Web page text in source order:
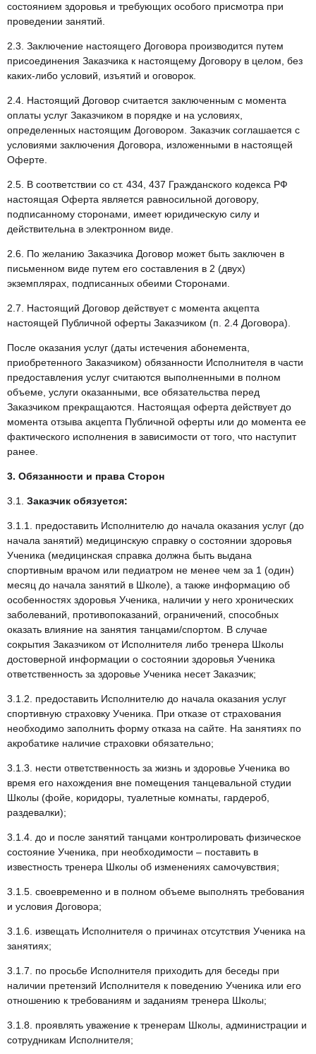
состоянием здоровья и требующих особого присмотра при
проведении занятий.
2.3. Заключение настоящего Договора производится путем
присоединения Заказчика к настоящему Договору в целом, без
каких-либо условий, изъятий и оговорок.
2.4. Настоящий Договор считается заключенным с момента
оплаты услуг Заказчиком в порядке и на условиях,
определенных настоящим Договором. Заказчик соглашается с
условиями заключения Договора, изложенными в настоящей
Оферте.
2.5. В соответствии со ст. 434, 437 Гражданского кодекса РФ
настоящая Оферта является равносильной договору,
подписанному сторонами, имеет юридическую силу и
действительна в электронном виде.
2.6. По желанию Заказчика Договор может быть заключен в
письменном виде путем его составления в 2 (двух)
экземплярах, подписанных обеими Сторонами.
2.7. Настоящий Договор действует с момента акцепта
настоящей Публичной оферты Заказчиком (п. 2.4 Договора).
После оказания услуг (даты истечения абонемента,
приобретенного Заказчиком) обязанности Исполнителя в части
предоставления услуг считаются выполненными в полном
объеме, услуги оказанными, все обязательства перед
Заказчиком прекращаются. Настоящая оферта действует до
момента отзыва акцепта Публичной оферты или до момента ее
фактического исполнения в зависимости от того, что наступит
ранее.
3. Обязанности и права Сторон
3.1. Заказчик обязуется:
3.1.1. предоставить Исполнителю до начала оказания услуг (до
начала занятий) медицинскую справку о состоянии здоровья
Ученика (медицинская справка должна быть выдана
спортивным врачом или педиатром не менее чем за 1 (один)
месяц до начала занятий в Школе), а также информацию об
особенностях здоровья Ученика, наличии у него хронических
заболеваний, противопоказаний, ограничений, способных
оказать влияние на занятия танцами/спортом. В случае
сокрытия Заказчиком от Исполнителя либо тренера Школы
достоверной информации о состоянии здоровья Ученика
ответственность за здоровье Ученика несет Заказчик;
3.1.2. предоставить Исполнителю до начала оказания услуг
спортивную страховку Ученика. При отказе от страхования
необходимо заполнить форму отказа на сайте. На занятиях по
акробатике наличие страховки обязательно;
3.1.3. нести ответственность за жизнь и здоровье Ученика во
время его нахождения вне помещения танцевальной студии
Школы (фойе, коридоры, туалетные комнаты, гардероб,
раздевалки);
3.1.4. до и после занятий танцами контролировать физическое
состояние Ученика, при необходимости – поставить в
известность тренера Школы об изменениях самочувствия;
3.1.5. своевременно и в полном объеме выполнять требования
и условия Договора;
3.1.6. извещать Исполнителя о причинах отсутствия Ученика на
занятиях;
3.1.7. по просьбе Исполнителя приходить для беседы при
наличии претензий Исполнителя к поведению Ученика или его
отношению к требованиям и заданиям тренера Школы;
3.1.8. проявлять уважение к тренерам Школы, администрации и
сотрудникам Исполнителя;